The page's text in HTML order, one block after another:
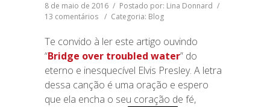
8 de maio de 2016 / Postado por: Lina Donnard /
13 comentários / Categoria: Blog
Te convido à ler este artigo ouvindo
“Bridge over troubled water” do
eterno e inesquecível Elvis Presley. A letra
dessa canção é uma oração e espero
que ela encha o seu coração de fé,